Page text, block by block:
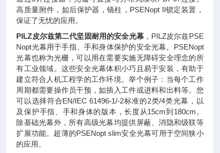
高质量附件，如后保护器，镜柱，PSENopt II锁定装置，
保证了无忧的应用。
PILZ皮尔兹第二代坚固耐用的安全光幕， PILZ皮尔兹PSE
Nopt光幕用于手指、手和身体保护的安全光幕。PSENopt
光幕也称为光栅，可以用在需要实施无障碍安全理念的所
有工业领域。这些安全光幕体积小巧且易于安装，有助于
建立符合人机工程学的工作环境。举个例子：当每个工作
周期都需要操作员干预，如插入工件或进料和出料等。您
可以选择符合EN/IEC 61496-1/-2标准的2类/4类光幕，以
及保护手指、手和身体的版本，长度从15cm到180cm。
除基础光幕外，所有高级光幕均提供屏蔽、消隐和级联等
扩展功能。超薄的PSENopt slim安全光幕可用于空间狭小
的应用。